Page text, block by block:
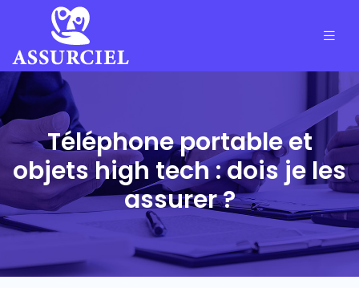
Téléphone portable et
objets high tech : dois je les
assurer ?